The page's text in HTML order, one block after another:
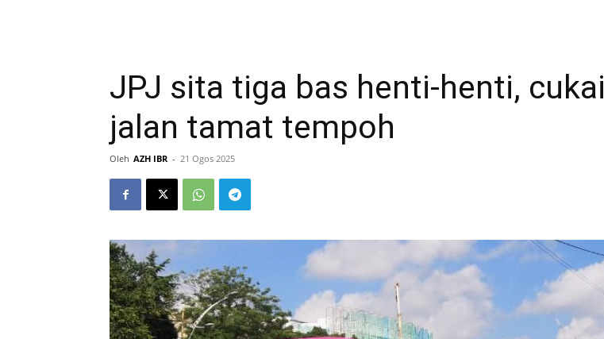
JPJ sita tiga bas henti-henti, cukai
jalan tamat tempoh
Oleh AZH IBR - 21 Ogos 2025